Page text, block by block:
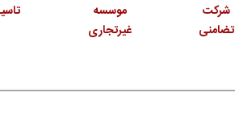
شرکت
تضامنی
موسسه
غیرتجاری